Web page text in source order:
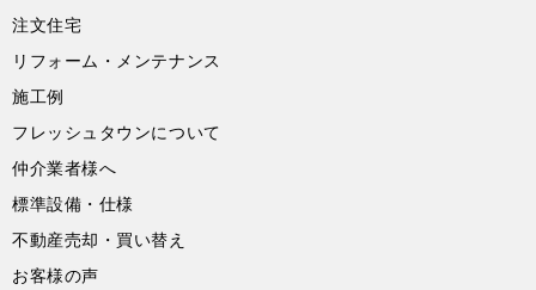
注文住宅
リフォーム・メンテナンス
施工例
フレッシュタウンについて
仲介業者様へ
標準設備・仕様
不動産売却・買い替え
お客様の声